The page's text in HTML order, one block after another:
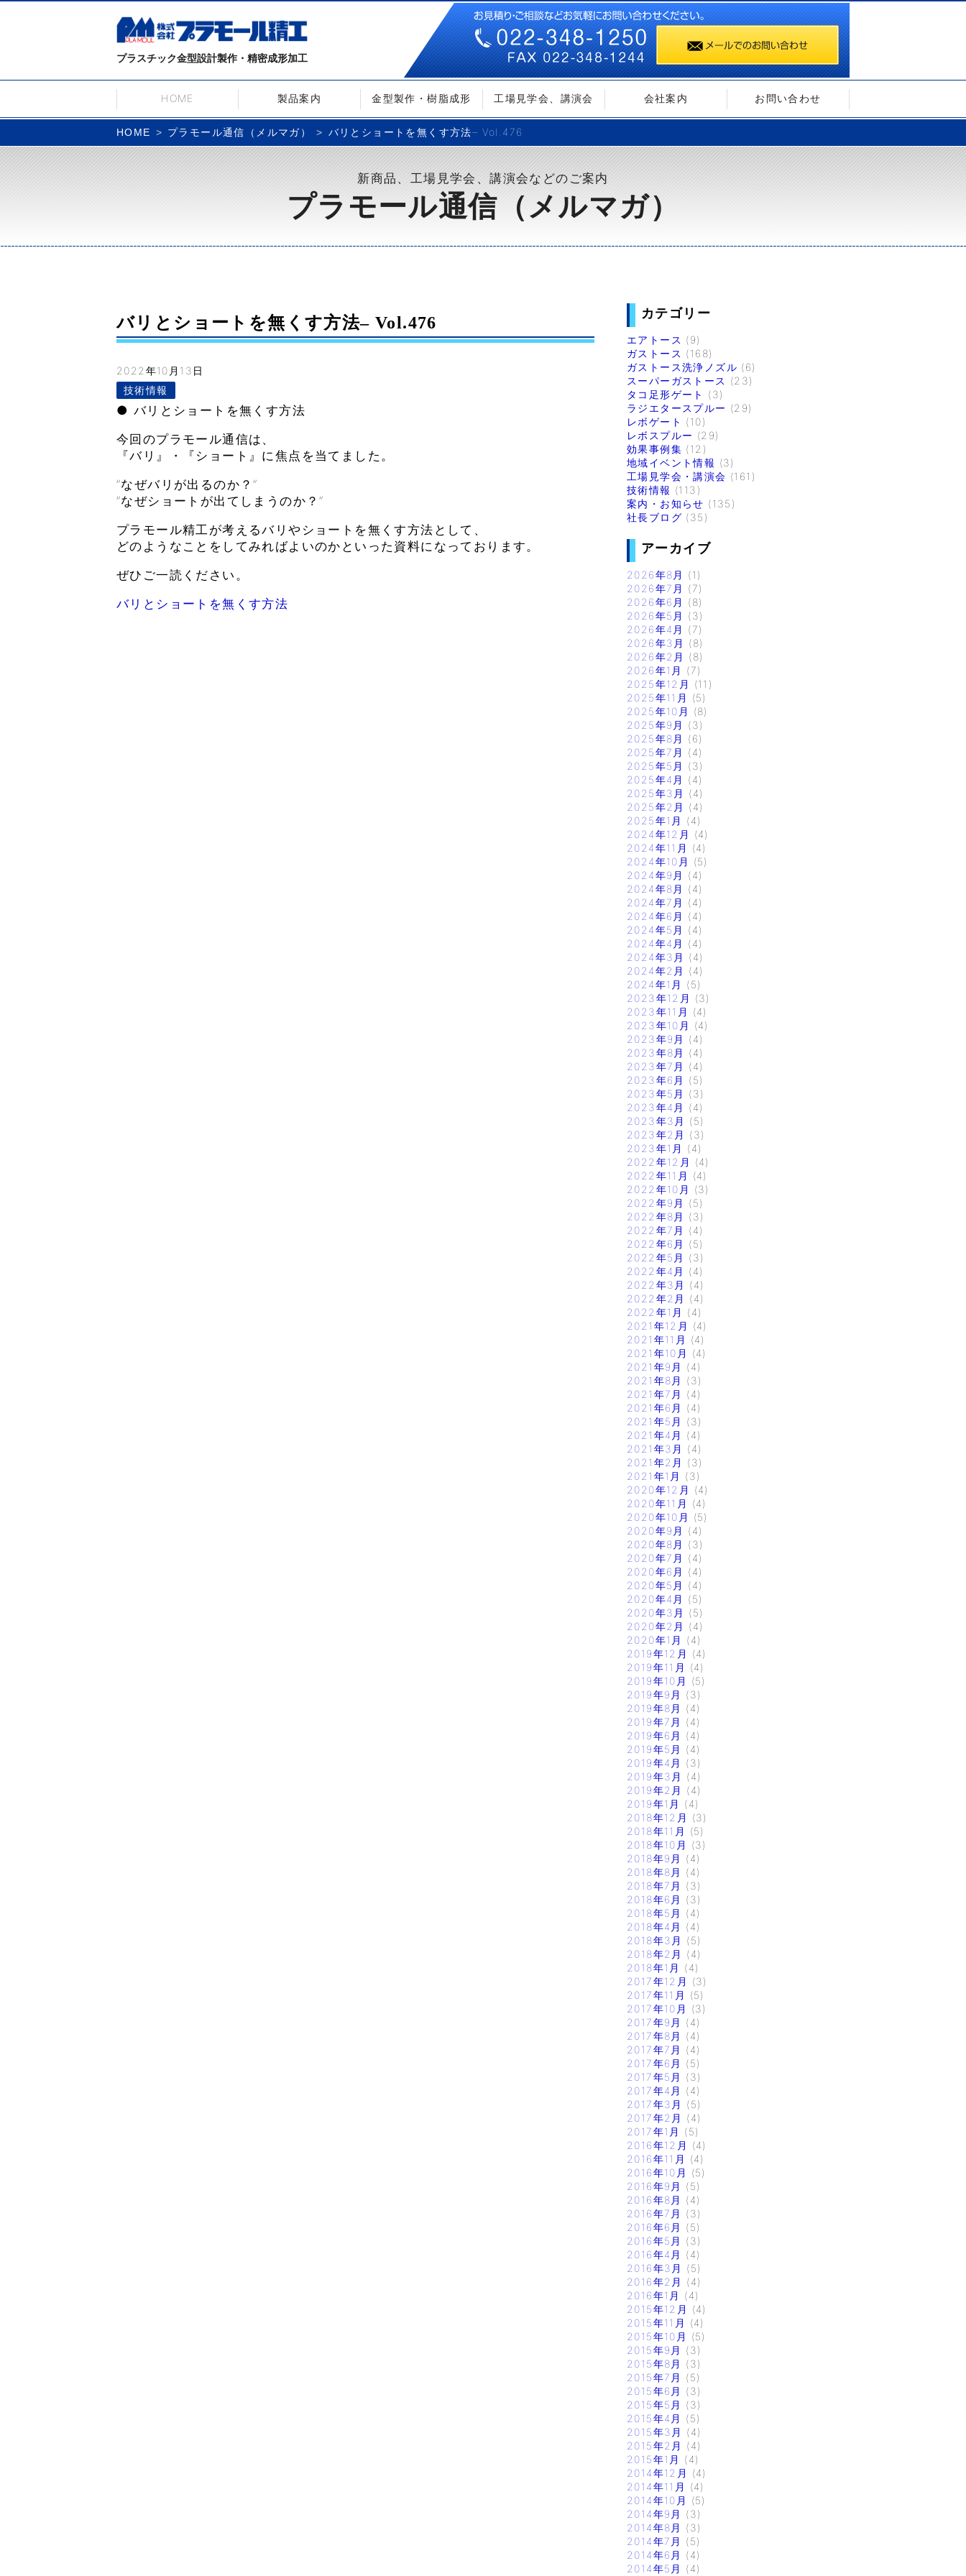
プラスチック金型設計製作・精密成形加工
HOME 製品案内 金型製作・樹脂成形 工場見学会、講演会 会社案内 お問い合わせ
HOME プラモール通信（メルマガ） バリとショートを無くす方法– Vol.476
新商品、工場見学会、講演会などのご案内
プラモール通信（メルマガ）
バリとショートを無くす方法– Vol.476
2022年10月13日
技術情報
● バリとショートを無くす方法
今回のプラモール通信は、
『バリ』・『ショート』に焦点を当てました。
”なぜバリが出るのか？”
”なぜショートが出てしまうのか？”
プラモール精工が考えるバリやショートを無くす方法として、
どのようなことをしてみればよいのかといった資料になっております。
ぜひご一読ください。
バリとショートを無くす方法
カテゴリー
エアトース (9)
ガストース (168)
ガストース洗浄ノズル (6)
スーパーガストース (23)
タコ足形ゲート
(3)
ラジエタースプルー (29)
レボゲート (10)
レボスプルー (29)
効果事例集 (12)
地域イベント情報 (3)
工場見学会・講演会 (161)
技術情報 (113)
案内・お知らせ (135)
社長ブログ (35)
アーカイブ
2026年8月
(1)
2026年7月
(7)
2026年6月
(8)
2026年5月
(3)
2026年4月
(7)
2026年3月
(8)
2026年2月
(8)
2026年1月
(7)
2025年12月
(11)
2025年11月
(5)
2025年10月
(8)
2025年9月
(3)
2025年8月
(6)
2025年7月
(4)
2025年5月
(3)
2025年4月
(4)
2025年3月
(4)
2025年2月
(4)
2025年1月
(4)
2024年12月
(4)
2024年11月
(4)
2024年10月
(5)
2024年9月
(4)
2024年8月
(4)
2024年7月
(4)
2024年6月
(4)
2024年5月
(4)
2024年4月
(4)
2024年3月
(4)
2024年2月
(4)
2024年1月
(5)
2023年12月
(3)
2023年11月
(4)
2023年10月
(4)
2023年9月
(4)
2023年8月
(4)
2023年7月
(4)
2023年6月
(5)
2023年5月
(3)
2023年4月
(4)
2023年3月
(5)
2023年2月
(3)
2023年1月
(4)
2022年12月
(4)
2022年11月
(4)
2022年10月
(3)
2022年9月
(5)
2022年8月
(3)
2022年7月
(4)
2022年6月
(5)
2022年5月
(3)
2022年4月
(4)
2022年3月
(4)
2022年2月
(4)
2022年1月
(4)
2021年12月
(4)
2021年11月
(4)
2021年10月
(4)
2021年9月
(4)
2021年8月
(3)
2021年7月
(4)
2021年6月
(4)
2021年5月
(3)
2021年4月
(4)
2021年3月
(4)
2021年2月
(3)
2021年1月
(3)
2020年12月
(4)
2020年11月
(4)
2020年10月
(5)
2020年9月
(4)
2020年8月
(3)
2020年7月
(4)
2020年6月
(4)
2020年5月
(4)
2020年4月
(5)
2020年3月
(5)
2020年2月
(4)
2020年1月
(4)
2019年12月
(4)
2019年11月
(4)
2019年10月
(5)
2019年9月
(3)
2019年8月
(4)
2019年7月
(4)
2019年6月
(4)
2019年5月
(4)
2019年4月
(3)
2019年3月
(4)
2019年2月
(4)
2019年1月
(4)
2018年12月
(3)
2018年11月
(5)
2018年10月
(3)
2018年9月
(4)
2018年8月
(4)
2018年7月
(3)
2018年6月
(3)
2018年5月
(4)
2018年4月
(4)
2018年3月
(5)
2018年2月
(4)
2018年1月
(4)
2017年12月
(3)
2017年11月
(5)
2017年10月
(3)
2017年9月
(4)
2017年8月
(4)
2017年7月
(4)
2017年6月
(5)
2017年5月
(3)
2017年4月
(4)
2017年3月
(5)
2017年2月
(4)
2017年1月
(5)
2016年12月
(4)
2016年11月
(4)
2016年10月
(5)
2016年9月
(5)
2016年8月
(4)
2016年7月
(3)
2016年6月
(5)
2016年5月
(3)
2016年4月
(4)
2016年3月
(5)
2016年2月
(4)
2016年1月
(4)
2015年12月
(4)
2015年11月
(4)
2015年10月
(5)
2015年9月
(3)
2015年8月
(3)
2015年7月
(5)
2015年6月
(3)
2015年5月
(3)
2015年4月
(5)
2015年3月
(4)
2015年2月
(4)
2015年1月
(4)
2014年12月
(4)
2014年11月
(4)
2014年10月
(5)
2014年9月
(3)
2014年8月
(3)
2014年7月
(5)
2014年6月
(4)
2014年5月
(4)